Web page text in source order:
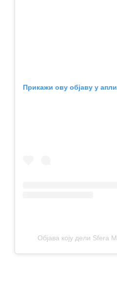
Прикажи ову објаву у
Објава коју дели Sfera